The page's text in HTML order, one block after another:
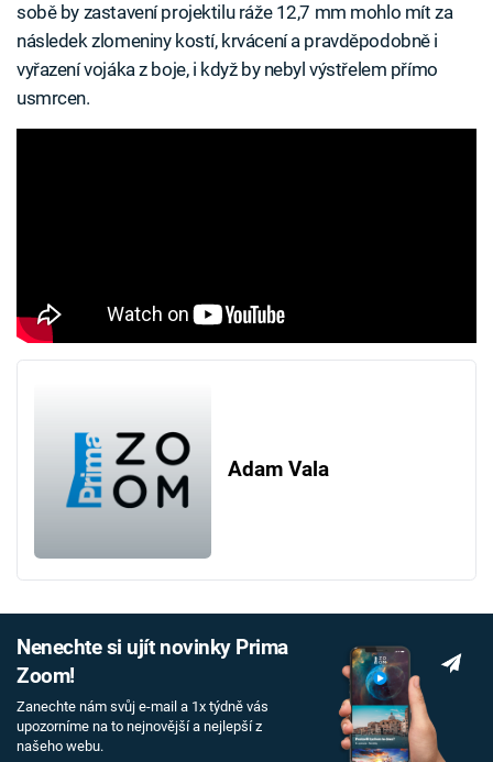
sobě by zastavení projektilu ráže 12,7 mm mohlo mít za
následek zlomeniny kostí, krvácení a pravděpodobně i
vyřazení vojáka z boje, i když by nebyl výstřelem přímo
usmrcen.
Adam Vala
Nenechte si ujít novinky Prima
Zoom!
Zanechte nám svůj e-mail a 1x týdně vás
upozorníme na to nejnovější a nejlepší z
našeho webu.